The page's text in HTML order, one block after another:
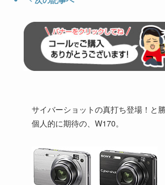
サイバーショットの真打ち登場！と
個人的に期待の、W170。